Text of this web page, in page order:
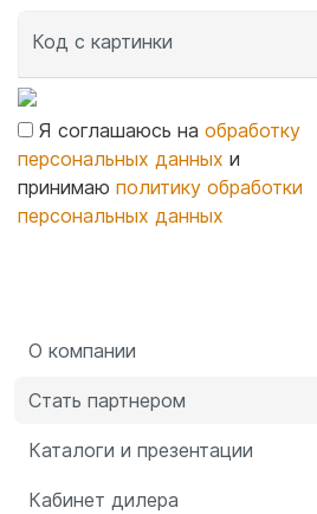
Код с картинки
Я соглашаюсь на обработку
персональных данных и
принимаю политику обработки
персональных данных
О компании
Стать партнером
Каталоги и презентации
Кабинет дилера